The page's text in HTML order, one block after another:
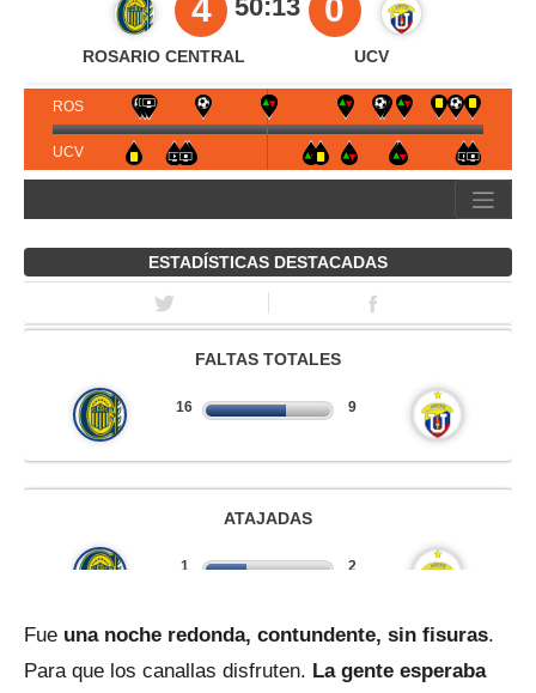
Fue una noche redonda, contundente, sin fisuras.
Para que los canallas disfruten. La gente esperaba